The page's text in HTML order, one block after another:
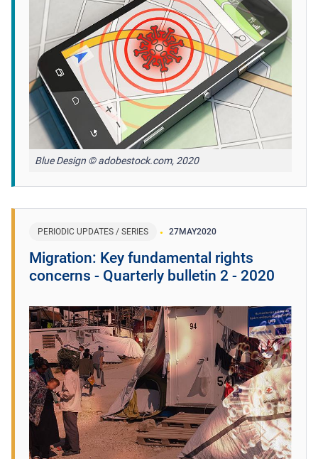
Blue Design © adobestock.com, 2020
PERIODIC UPDATES / SERIES 27MAY2020
Migration: Key fundamental rights
concerns - Quarterly bulletin 2 - 2020